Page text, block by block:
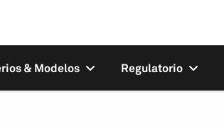
& Modelos Regulatorio